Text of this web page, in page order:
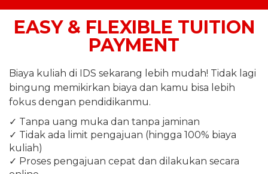
EASY & FLEXIBLE TUITION
PAYMENT
Biaya kuliah di IDS sekarang lebih mudah! Tidak lagi
bingung memikirkan biaya dan kamu bisa lebih
fokus dengan pendidikanmu.
✓ Tanpa uang muka dan tanpa jaminan
✓ Tidak ada limit pengajuan (hingga 100% biaya
kuliah)
✓ Proses pengajuan cepat dan dilakukan secara